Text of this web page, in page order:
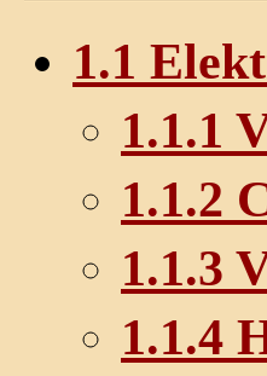
1.1
1.1.1
1.1.2
1.1.3
1.1.4